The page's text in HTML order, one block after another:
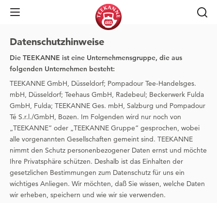
Open Navigation
Datenschutzhinweise
Die TEEKANNE ist eine Unternehmensgruppe, die aus
folgenden Unternehmen besteht:
TEEKANNE GmbH, Düsseldorf; Pompadour Tee-Handelsges.
mbH, Düsseldorf; Teehaus GmbH, Radebeul; Beckerwerk Fulda
GmbH, Fulda; TEEKANNE Ges. mbH, Salzburg und Pompadour
Té S.r.l./GmbH, Bozen. Im Folgenden wird nur noch von
„TEEKANNE“ oder „TEEKANNE Gruppe“ gesprochen, wobei
alle vorgenannten Gesellschaften gemeint sind. TEEKANNE
nimmt den Schutz personenbezogener Daten ernst und möchte
Ihre Privatsphäre schützen. Deshalb ist das Einhalten der
gesetzlichen Bestimmungen zum Datenschutz für uns ein
wichtiges Anliegen. Wir möchten, daß Sie wissen, welche Daten
wir erheben, speichern und wie wir sie verwenden.